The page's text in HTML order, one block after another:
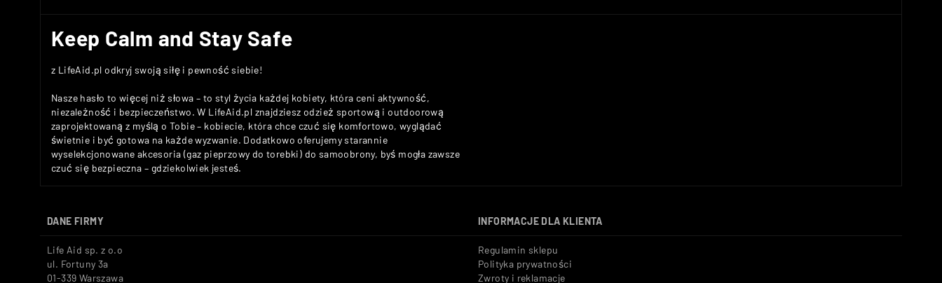
Keep Calm and Stay Safe
z LifeAid.pl odkryj swoją siłę i pewność siebie!
Nasze hasło to więcej niż słowa – to styl życia każdej kobiety, która ceni aktywność,
niezależność i bezpieczeństwo. W LifeAid.pl znajdziesz odzież sportową i outdoorową
zaprojektowaną z myślą o Tobie – kobiecie, która chce czuć się komfortowo, wyglądać
świetnie i być gotowa na każde wyzwanie. Dodatkowo oferujemy starannie
wyselekcjonowane akcesoria (gaz pieprzowy do torebki) do samoobrony, byś mogła zawsze
czuć się bezpieczna – gdziekolwiek jesteś.
DANE FIRMY INFORMACJE DLA KLIENTA
Life Aid sp. z o.o
ul. Fortuny 3a
01-339 Warszawa
Regulamin sklepu
Polityka prywatności
Zwroty i reklamacje